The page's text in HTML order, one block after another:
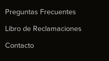
Preguntas Frecuentes
Libro de Reclamaciones
Contacto